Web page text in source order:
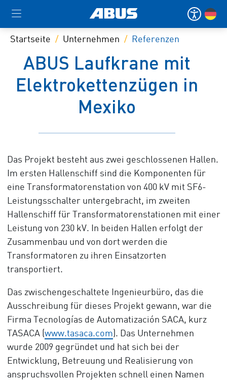
Startseite Unternehmen Referenzen
ABUS Laufkrane mit
Elektrokettenzügen in
Mexiko
Das Projekt besteht aus zwei geschlossenen Hallen.
Im ersten Hallenschiff sind die Komponenten für
eine Transformatorenstation von 400 kV mit SF6-
Leistungsschalter untergebracht, im zweiten
Hallenschiff für Transformatorenstationen mit einer
Leistung von 230 kV. In beiden Hallen erfolgt der
Zusammenbau und von dort werden die
Transformatoren zu ihren Einsatzorten
transportiert.
Das zwischengeschaltete Ingenieurbüro, das die
Ausschreibung für dieses Projekt gewann, war die
Firma Tecnologías de Automatización SACA, kurz
TASACA (www.tasaca.com). Das Unternehmen
wurde 2009 gegründet und hat sich bei der
Entwicklung, Betreuung und Realisierung von
anspruchsvollen Projekten schnell einen Namen